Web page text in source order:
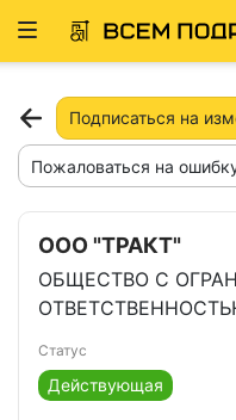
Развернуть
Подписаться на
Пожаловаться на
ООО "ТРАКТ"
ОБЩЕСТВО С
Статус
Действующая